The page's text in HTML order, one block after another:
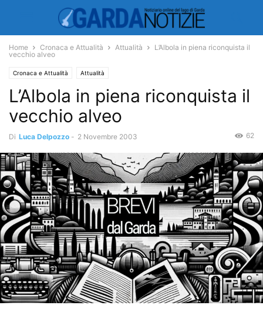
Home Cronaca e Attualità Attualità
L’Albola in piena riconquista il
vecchio alveo
Cronaca e Attualità Attualità
L’Albola in piena riconquista il
vecchio alveo
Di Luca Delpozzo - 2 Novembre 2003 62